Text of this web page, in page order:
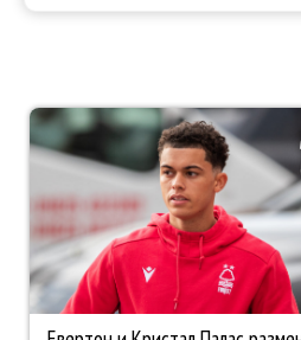
рафинеријата во Сизрањ …